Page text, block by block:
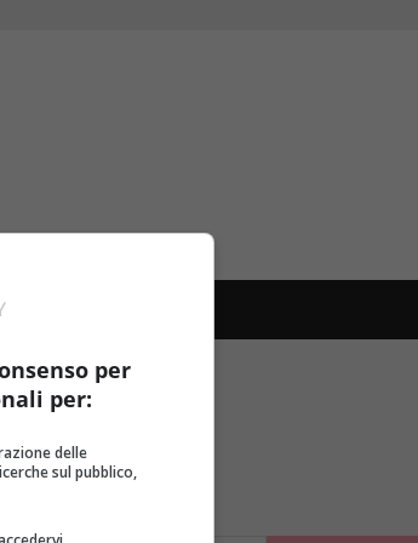
per
per:
delle
sul pubblico,